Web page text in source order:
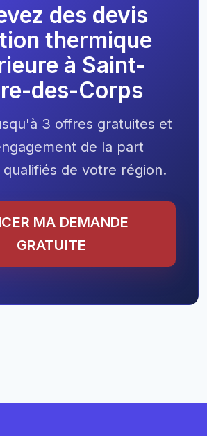
des devis
thermique
à Saint-
des-Corps
3 offres gratuites et
de la part
de votre région.
MA DEMANDE
GRATUITE